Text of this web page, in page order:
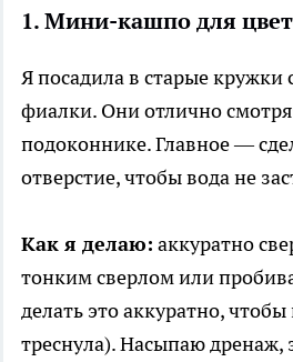
1. Мини-кашпо для
Я посадила в старые кружки
фиалки. Они отлично
подоконнике. Главное —
отверстие, чтобы вода не
Как я делаю: аккуратно
тонким сверлом или
делать это аккуратно,
треснула). Насыпаю